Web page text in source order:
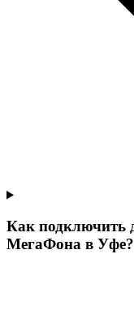
Как подключить
МегаФона в Уфе?